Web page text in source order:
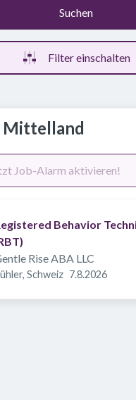
Suchen
Filter einschalten
Mittelland
Job-Alarm aktivieren!
Behavior
Rise ABA LLC
Schweiz Veröffentlicht
7.8.2026